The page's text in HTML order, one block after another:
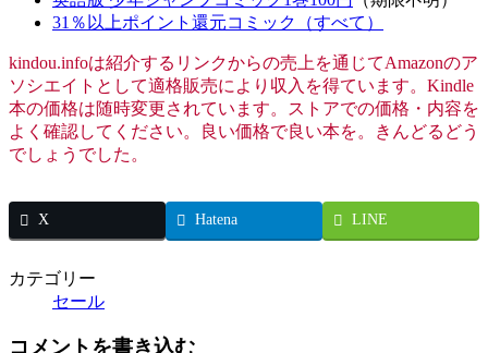
31％以上ポイント還元コミック（すべて）
kindou.infoは紹介するリンクからの売上を通じてAmazonのア
ソシエイトとして適格販売により収入を得ています。Kindle
本の価格は随時変更されています。ストアでの価格・内容を
よく確認してください。良い価格で良い本を。きんどるどう
でしょうでした。
X Hatena LINE
カテゴリー
セール
コメントを書き込む